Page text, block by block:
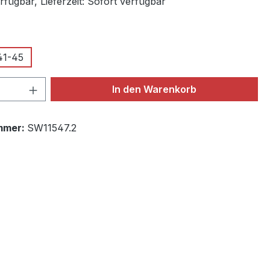
45
Anzahl: Gib den gewünschten Wert
In den Warenkorb
SW11547.2